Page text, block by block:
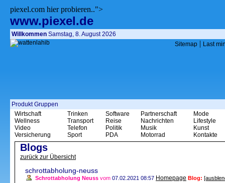
piexel.com hier probieren..">
www.piexel.de
Willkommen Samstag, 8. August 2026
Sitemap | Last
Produkt Gruppen
Wirtschaft
Wellness
Video
Versicherung
Trinken
Transport
Telefon
Sport
Software
Reise
Politik
PDA
Partnerschaft
Nachrichten
Musik
Motorrad
Mode
Lifestyle
Kunst
Kontakte
Blogs
zurück zur Übersicht
schrottabholung-neuss
Schrottabholung Neuss vom 07.02.2021 08:57 Homepage Blog: